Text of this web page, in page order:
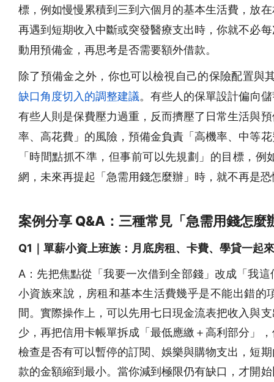
標，例如慢慢累積到三到六個月的基本生活費，放
再遇到短期收入中斷或突發醫療支出時，你就不必
動用預備金，再思考是否需要額外借款。
除了預備金之外，你也可以檢視自己的保險配置與
缺口角度切入的調整建議。有些人的保單設計偏向
有些人則是保費壓力過重，反而擠壓了日常生活與
率、高花費」的風險，預備金負責「高機率、中等
「時間點抓不準，但事前可以先規劃」的目標，
網，未來再提起「急需用錢怎麼辦」時，就不再是
案例分享 Q&A：三種常見「急需用錢怎麼
Q1｜單薪小資上班族：月底房租、卡費、學貸一起
A：先把焦點從「我要一次借到全部錢」改成「我
小資族來說，房租和基本生活費幾乎是不能出錯
間。實際操作上，可以先用七日現金流表把收入與
少，再把信用卡帳單拆成「最低應繳＋高利部分」
檢查是否有可以暫停的訂閱、娛樂與購物支出，短
款的金額縮到最小。當你減到極限仍有缺口，才開